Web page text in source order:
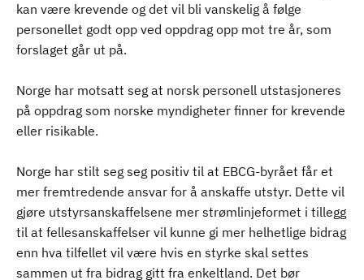
kan være krevende og det vil bli vanskelig å følge
personellet godt opp ved oppdrag opp mot tre år, som
forslaget går ut på.
Norge har motsatt seg at norsk personell utstasjoneres
på oppdrag som norske myndigheter finner for krevende
eller risikable.
Norge har stilt seg seg positiv til at EBCG-byrået får et
mer fremtredende ansvar for å anskaffe utstyr. Dette vil
gjøre utstyrsanskaffelsene mer strømlinjeformet i tillegg
til at fellesanskaffelser vil kunne gi mer helhetlige bidrag
enn hva tilfellet vil være hvis en styrke skal settes
sammen ut fra bidrag gitt fra enkeltland. Det bør